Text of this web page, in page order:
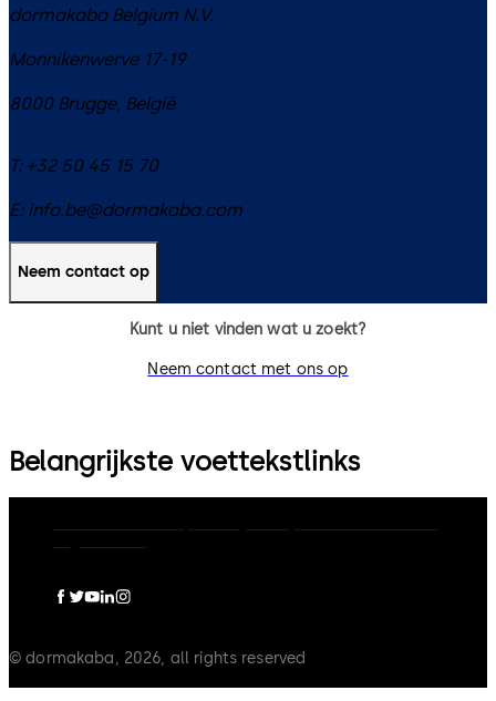
dormakaba Belgium N.V.
Monnikenwerve 17-19
8000 Brugge, België
T: +32 50 45 15 70
E: info.be@dormakaba.com
Neem contact op
Kunt u niet vinden wat u zoekt?
Neem contact met ons op
Belangrijkste voettekstlinks
© dormakaba, 2026, all rights reserved